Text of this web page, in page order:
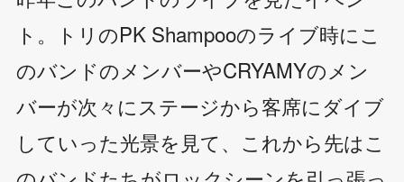
ト。トリのPK Shampooのライブ時にこ
のバンドのメンバーやCRYAMYのメン
バーが次々にステージから客席にダイブ
していった光景を見て、これから先はこ